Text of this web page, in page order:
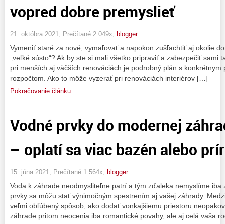
vopred dobre premyslieť
21. októbra 2021, Prečítané 2 049x, blogger
Vymeniť staré za nové, vymaľovať a napokon zušľachtiť aj okolie
„veľké sústo“? Ak by ste si mali všetko pripraviť a zabezpečiť sami
pri menších aj väčších renováciách je podrobný plán s
rozpočtom. Ako to môže vyzerať pri renováciách interiérov […]
Pokračovanie článku
Vodné prvky do modernej
– oplatí sa viac bazén alebo
15. júna 2021, Prečítané 1 564x, blogger
Voda k záhrade neodmysliteľne patrí a tým zďaleka nemyslíme iba
prvky sa môžu stať výnimočným spestrením aj vašej záhrady.
veľmi obľúbený spôsob, ako dodať vonkajšiemu priestoru
záhrade pritom neocenia iba romantické povahy, ale aj celá vaša